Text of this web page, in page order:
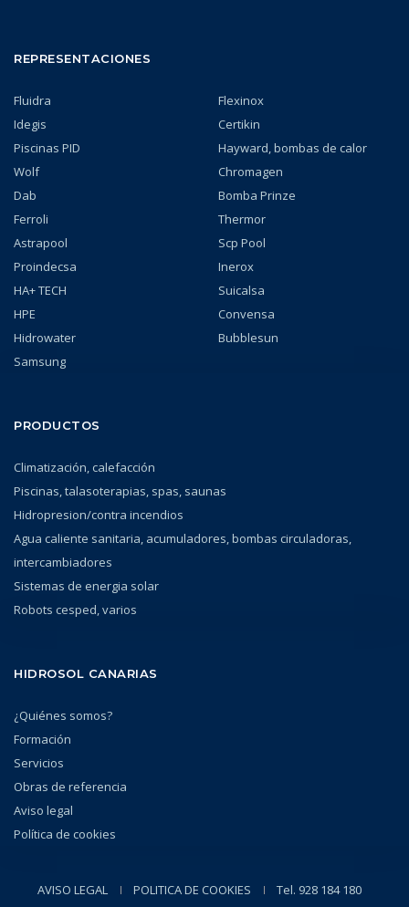
REPRESENTACIONES
Fluidra
Flexinox
Idegis
Certikin
Piscinas PID
Hayward, bombas de calor
Wolf
Chromagen
Dab
Bomba Prinze
Ferroli
Thermor
Astrapool
Scp Pool
Proindecsa
Inerox
HA+ TECH
Suicalsa
HPE
Convensa
Hidrowater
Bubblesun
Samsung
PRODUCTOS
Climatización, calefacción
Piscinas, talasoterapias, spas, saunas
Hidropresion/contra incendios
Agua caliente sanitaria, acumuladores, bombas circuladoras,
intercambiadores
Sistemas de energia solar
Robots cesped, varios
HIDROSOL CANARIAS
¿Quiénes somos?
Formación
Servicios
Obras de referencia
Aviso legal
Política de cookies
AVISO LEGAL POLITICA DE COOKIES
Tel. 928 184 180